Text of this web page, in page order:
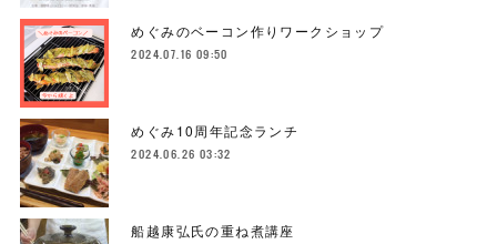
めぐみのベーコン作りワークショップ
2024.07.16 09:50
めぐみ10周年記念ランチ
2024.06.26 03:32
船越康弘氏の重ね煮講座